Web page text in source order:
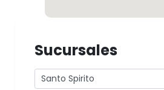
Sucursales